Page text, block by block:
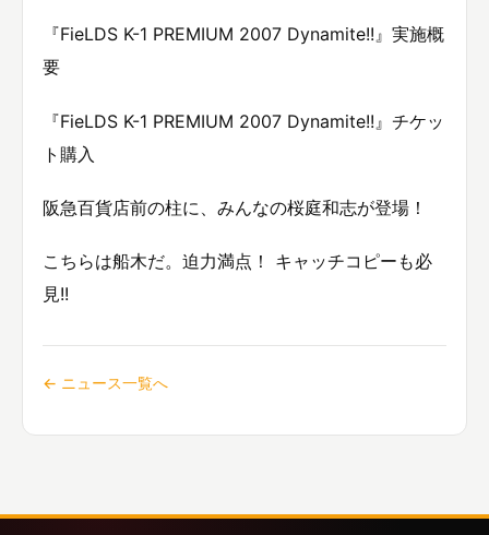
『FieLDS K-1 PREMIUM 2007 Dynamite!!』実施概
要
『FieLDS K-1 PREMIUM 2007 Dynamite!!』チケッ
ト購入
阪急百貨店前の柱に、みんなの桜庭和志が登場！
こちらは船木だ。迫力満点！ キャッチコピーも必
見!!
← ニュース一覧へ